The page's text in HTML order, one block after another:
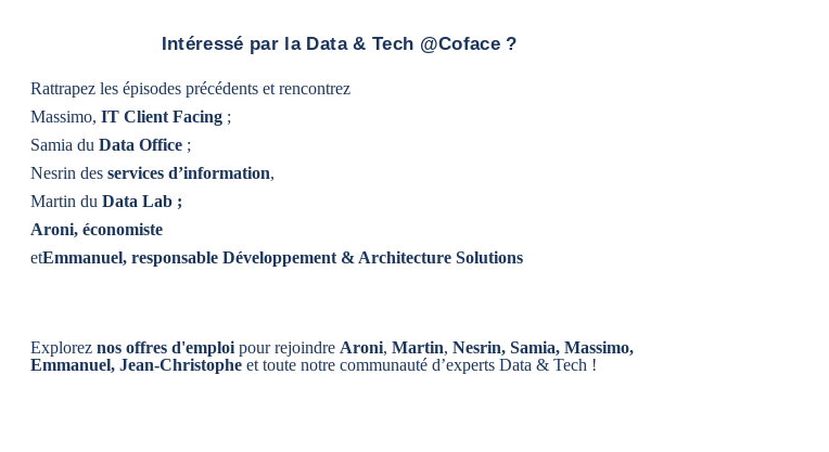
Intéressé par la Data & Tech @Coface ?
Rattrapez les épisodes précédents et rencontrez
Massimo,IT Client Facing ;
Samia duData Office ;
Nesrin desservices d’information,
Martin duData Lab ;
Aroni, économiste
etEmmanuel, responsable Développement & Architecture Solutions
Exploreznos offres d'emploi pour rejoindre Aroni,Martin,Nesrin, Samia, Massimo,
Emmanuel, Jean-Christophe et toute notre communauté d’experts Data & Tech !